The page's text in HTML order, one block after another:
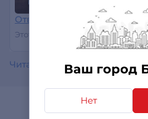
Ваш город
Нет
Ответить
Этот отзыв был полезен?
Читать все отзывы